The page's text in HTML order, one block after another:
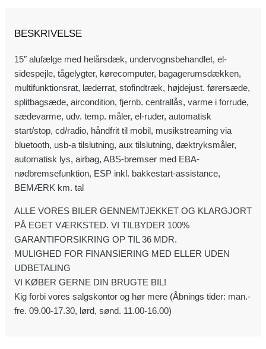
BESKRIVELSE
15″ alufælge med helårsdæk, undervognsbehandlet, el-
sidespejle, tågelygter, kørecomputer, bagagerumsdækken,
multifunktionsrat, læderrat, stofindtræk, højdejust. førersæde,
splitbagsæde, aircondition, fjernb. centrallås, varme i forrude,
sædevarme, udv. temp. måler, el-ruder, automatisk
start/stop, cd/radio, håndfrit til mobil, musikstreaming via
bluetooth, usb-a tilslutning, aux tilslutning, dæktryksmåler,
automatisk lys, airbag, ABS-bremser med EBA-
nødbremsefunktion, ESP inkl. bakkestart-assistance,
BEMÆRK km. tal
ALLE VORES BILER GENNEMTJEKKET OG KLARGJORT
PÅ EGET VÆRKSTED. VI TILBYDER 100%
GARANTIFORSIKRING OP TIL 36 MDR.
MULIGHED FOR FINANSIERING MED ELLER UDEN
UDBETALING
VI KØBER GERNE DIN BRUGTE BIL!
Kig forbi vores salgskontor og hør mere (Åbnings tider: man.-
fre. 09.00-17.30, lørd, sønd. 11.00-16.00)